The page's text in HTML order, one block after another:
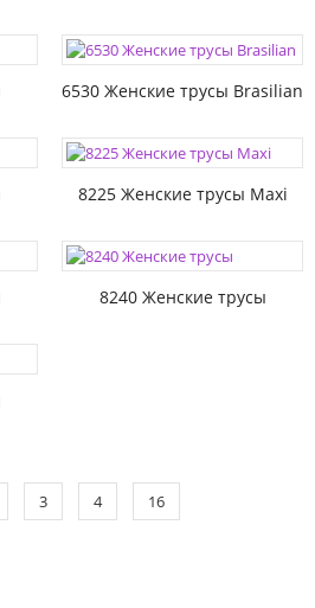
6530 Женские трусы Brasilian
8225 Женские трусы Maxi
8240 Женские трусы
3 4 16